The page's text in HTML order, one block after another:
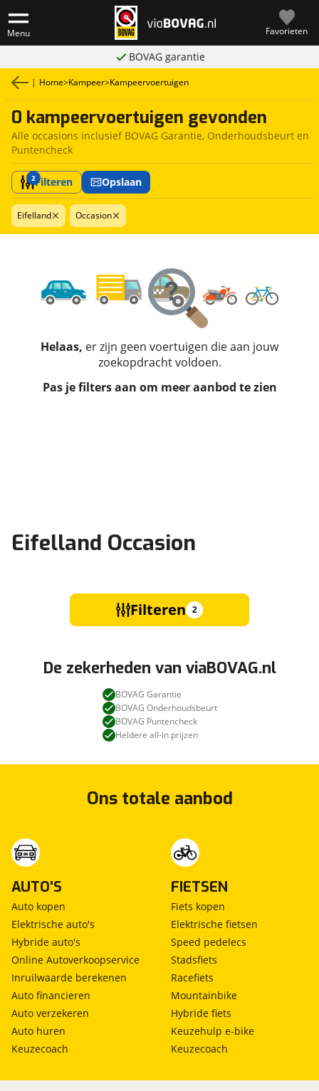
Menu Favorieten
BOVAG garantie
| Home>Kampeer>Kampeervoertuigen
0 kampeervoertuigen gevonden
Alle occasions inclusief BOVAG Garantie, Onderhoudsbeurt en
Puntencheck
2Filteren Opslaan
Eifelland Occasion
Helaas, er zijn geen voertuigen die aan jouw
zoekopdracht voldoen.
Pas je filters aan om meer aanbod te zien
Eifelland Occasion
Filteren 2
De zekerheden van viaBOVAG.nl
BOVAG Garantie
BOVAG Onderhoudsbeurt
BOVAG Puntencheck
Heldere all-in prijzen
Ons totale aanbod
AUTO'S
Auto kopen
Elektrische auto's
Hybride auto's
Online Autoverkoopservice
Inruilwaarde berekenen
Auto financieren
Auto verzekeren
Auto huren
Keuzecoach
FIETSEN
Fiets kopen
Elektrische fietsen
Speed pedelecs
Stadsfiets
Racefiets
Mountainbike
Hybride fiets
Keuzehulp e-bike
Keuzecoach